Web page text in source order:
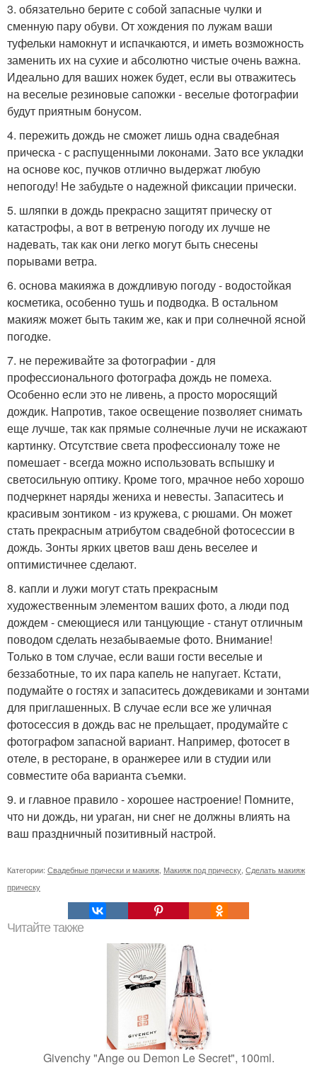
3. обязательно берите с собой запасные чулки и
сменную пару обуви. От хождения по лужам ваши
туфельки намокнут и испачкаются, и иметь возможность
заменить их на сухие и абсолютно чистые очень важна.
Идеально для ваших ножек будет, если вы отважитесь
на веселые резиновые сапожки - веселые фотографии
будут приятным бонусом.
4. пережить дождь не сможет лишь одна свадебная
прическа - с распущенными локонами. Зато все укладки
на основе кос, пучков отлично выдержат любую
непогоду! Не забудьте о надежной фиксации прически.
5. шляпки в дождь прекрасно защитят прическу от
катастрофы, а вот в ветреную погоду их лучше не
надевать, так как они легко могут быть снесены
порывами ветра.
6. основа макияжа в дождливую погоду - водостойкая
косметика, особенно тушь и подводка. В остальном
макияж может быть таким же, как и при солнечной ясной
погодке.
7. не переживайте за фотографии - для
профессионального фотографа дождь не помеха.
Особенно если это не ливень, а просто моросящий
дождик. Напротив, такое освещение позволяет снимать
еще лучше, так как прямые солнечные лучи не искажают
картинку. Отсутствие света профессионалу тоже не
помешает - всегда можно использовать вспышку и
светосильную оптику. Кроме того, мрачное небо хорошо
подчеркнет наряды жениха и невесты. Запаситесь и
красивым зонтиком - из кружева, с рюшами. Он может
стать прекрасным атрибутом свадебной фотосессии в
дождь. Зонты ярких цветов ваш день веселее и
оптимистичнее сделают.
8. капли и лужи могут стать прекрасным
художественным элементом ваших фото, а люди под
дождем - смеющиеся или танцующие - станут отличным
поводом сделать незабываемые фото. Внимание!
Только в том случае, если ваши гости веселые и
беззаботные, то их пара капель не напугает. Кстати,
подумайте о гостях и запаситесь дождевиками и зонтами
для приглашенных. В случае если все же уличная
фотосессия в дождь вас не прельщает, продумайте с
фотографом запасной вариант. Например, фотосет в
отеле, в ресторане, в оранжерее или в студии или
совместите оба варианта съемки.
9. и главное правило - хорошее настроение! Помните,
что ни дождь, ни ураган, ни снег не должны влиять на
ваш праздничный позитивный настрой.
Категории: Свадебные прически и макияж, Макияж под прическу, Сделать макияж
прическу
Читайте также
Givenchy "Ange ou Demon Le Secret", 100ml.